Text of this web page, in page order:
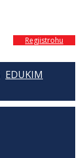
Regjistrohu
EDUKIM